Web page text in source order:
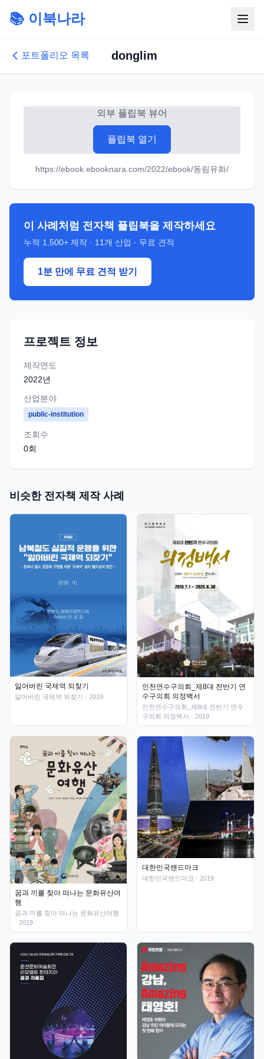
📚 이북나라
포트폴리오 목록 donglim
외부 플립북 뷰어
플립북 열기
https://ebook.ebooknara.com/2022/ebook/동림유화/
이 사례처럼 전자책 플립북을 제작하세요
누적 1,500+ 제작 · 11 개 산업 · 무료 견적
1분 만에 무료 견적 받기
프로젝트 정보
제작연도
2022년
산업분야
public-institution
조회수
0회
비슷한 전자책 제작 사례
잃어버린 국제역 되찾기
잃어버린 국제역 되찾기 · 2019
인천연수구의회_제8대 전반기 연
수구의회 의정백서
인천연수구의회_제8대 전반기 연수
구의회 의정백서 · 2019
꿈과 끼를 찾아 떠나는 문화유산여
행
꿈과 끼를 찾아 떠나는 문화유산여행
· 2019
대한민국랜드마크
대한민국랜드마크 · 2019